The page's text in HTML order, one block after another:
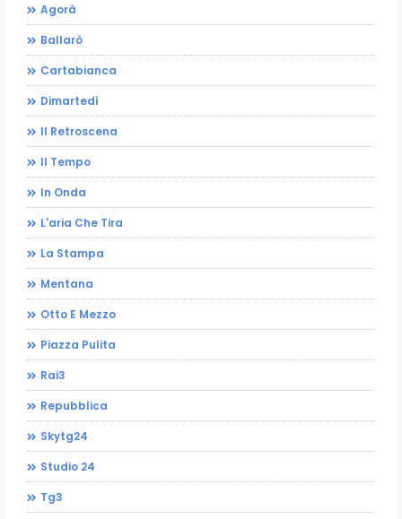
Agorà
Ballarò
Cartabianca
Dimartedì
Il Retroscena
Il Tempo
In Onda
L'aria Che Tira
La Stampa
Mentana
Otto E Mezzo
Piazza Pulita
Rai3
Repubblica
Skytg24
Studio 24
Tg3